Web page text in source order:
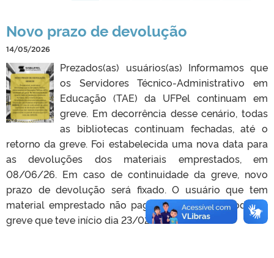
Novo prazo de devolução
14/05/2026
Prezados(as) usuários(as) Informamos que
os Servidores Técnico-Administrativo em
Educação (TAE) da UFPel continuam em
greve. Em decorrência desse cenário, todas
as bibliotecas continuam fechadas, até o
retorno da greve. Foi estabelecida uma nova data para
as devoluções dos materiais emprestados, em
08/06/26. Em caso de continuidade da greve, novo
prazo de devolução será fixado. O usuário que tem
material emprestado não pagará multa no período da
greve que teve início dia 23/02/26.